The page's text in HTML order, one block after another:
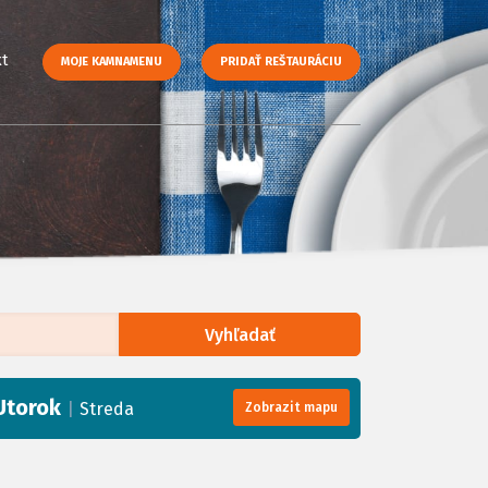
MOJE KAMNAMENU PRIDAŤ REŠTAURÁCIU
Vyhľadať
Streda Zobrazit mapu